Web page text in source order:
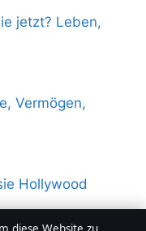
jetzt? Leben,
Vermögen,
Hollywood